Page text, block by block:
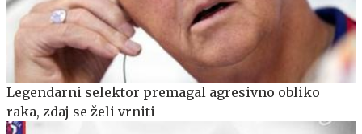
Legendarni selektor premagal agresivno obliko
raka, zdaj se želi vrniti